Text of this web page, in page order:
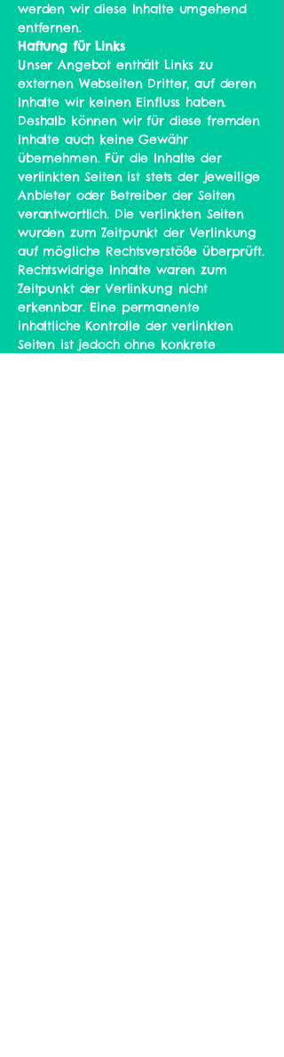
werden wir diese Inhalte umgehend
entfernen.
Haftung für Links
Unser Angebot enthält Links zu
externen Webseiten Dritter, auf deren
Inhalte wir keinen Einfluss haben.
Deshalb können wir für diese fremden
Inhalte auch keine Gewähr
übernehmen. Für die Inhalte der
verlinkten Seiten ist stets der jeweilige
Anbieter oder Betreiber der Seiten
verantwortlich. Die verlinkten Seiten
wurden zum Zeitpunkt der Verlinkung
auf mögliche Rechtsverstöße überprüft.
Rechtswidrige Inhalte waren zum
Zeitpunkt der Verlinkung nicht
erkennbar. Eine permanente
inhaltliche Kontrolle der verlinkten
Seiten ist jedoch ohne konkrete